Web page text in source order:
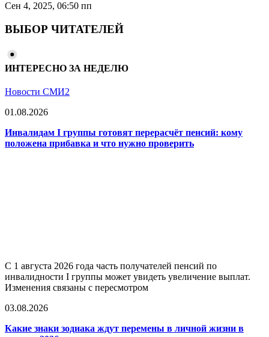
Сен 4, 2025, 06:50 пп
ВЫБОР ЧИТАТЕЛЕЙ
ИНТЕРЕСНО ЗА НЕДЕЛЮ
Новости СМИ2
01.08.2026
Инвалидам I группы готовят перерасчёт пенсий: кому
положена прибавка и что нужно проверить
С 1 августа 2026 года часть получателей пенсий по
инвалидности I группы может увидеть увеличение выплат.
Изменения связаны с пересмотром
03.08.2026
Какие знаки зодиака ждут перемены в личной жизни в